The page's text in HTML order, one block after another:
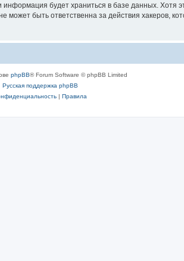
будет храниться в базе данных. Хотя
быть ответственна за действия хакеров,
phpBB® Forum Software © phpBB Limited
Русская поддержка phpBB
| Правила